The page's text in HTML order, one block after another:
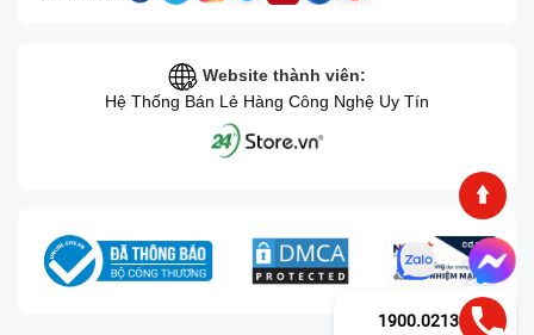
Website thành viên:
Hệ Thống Bán Lẻ Hàng Công Nghệ Uy Tín
1900.0213